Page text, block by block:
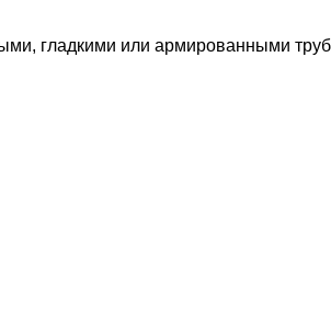
гладкими или армированными